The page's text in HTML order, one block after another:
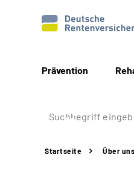
Prävention
Startseite Über